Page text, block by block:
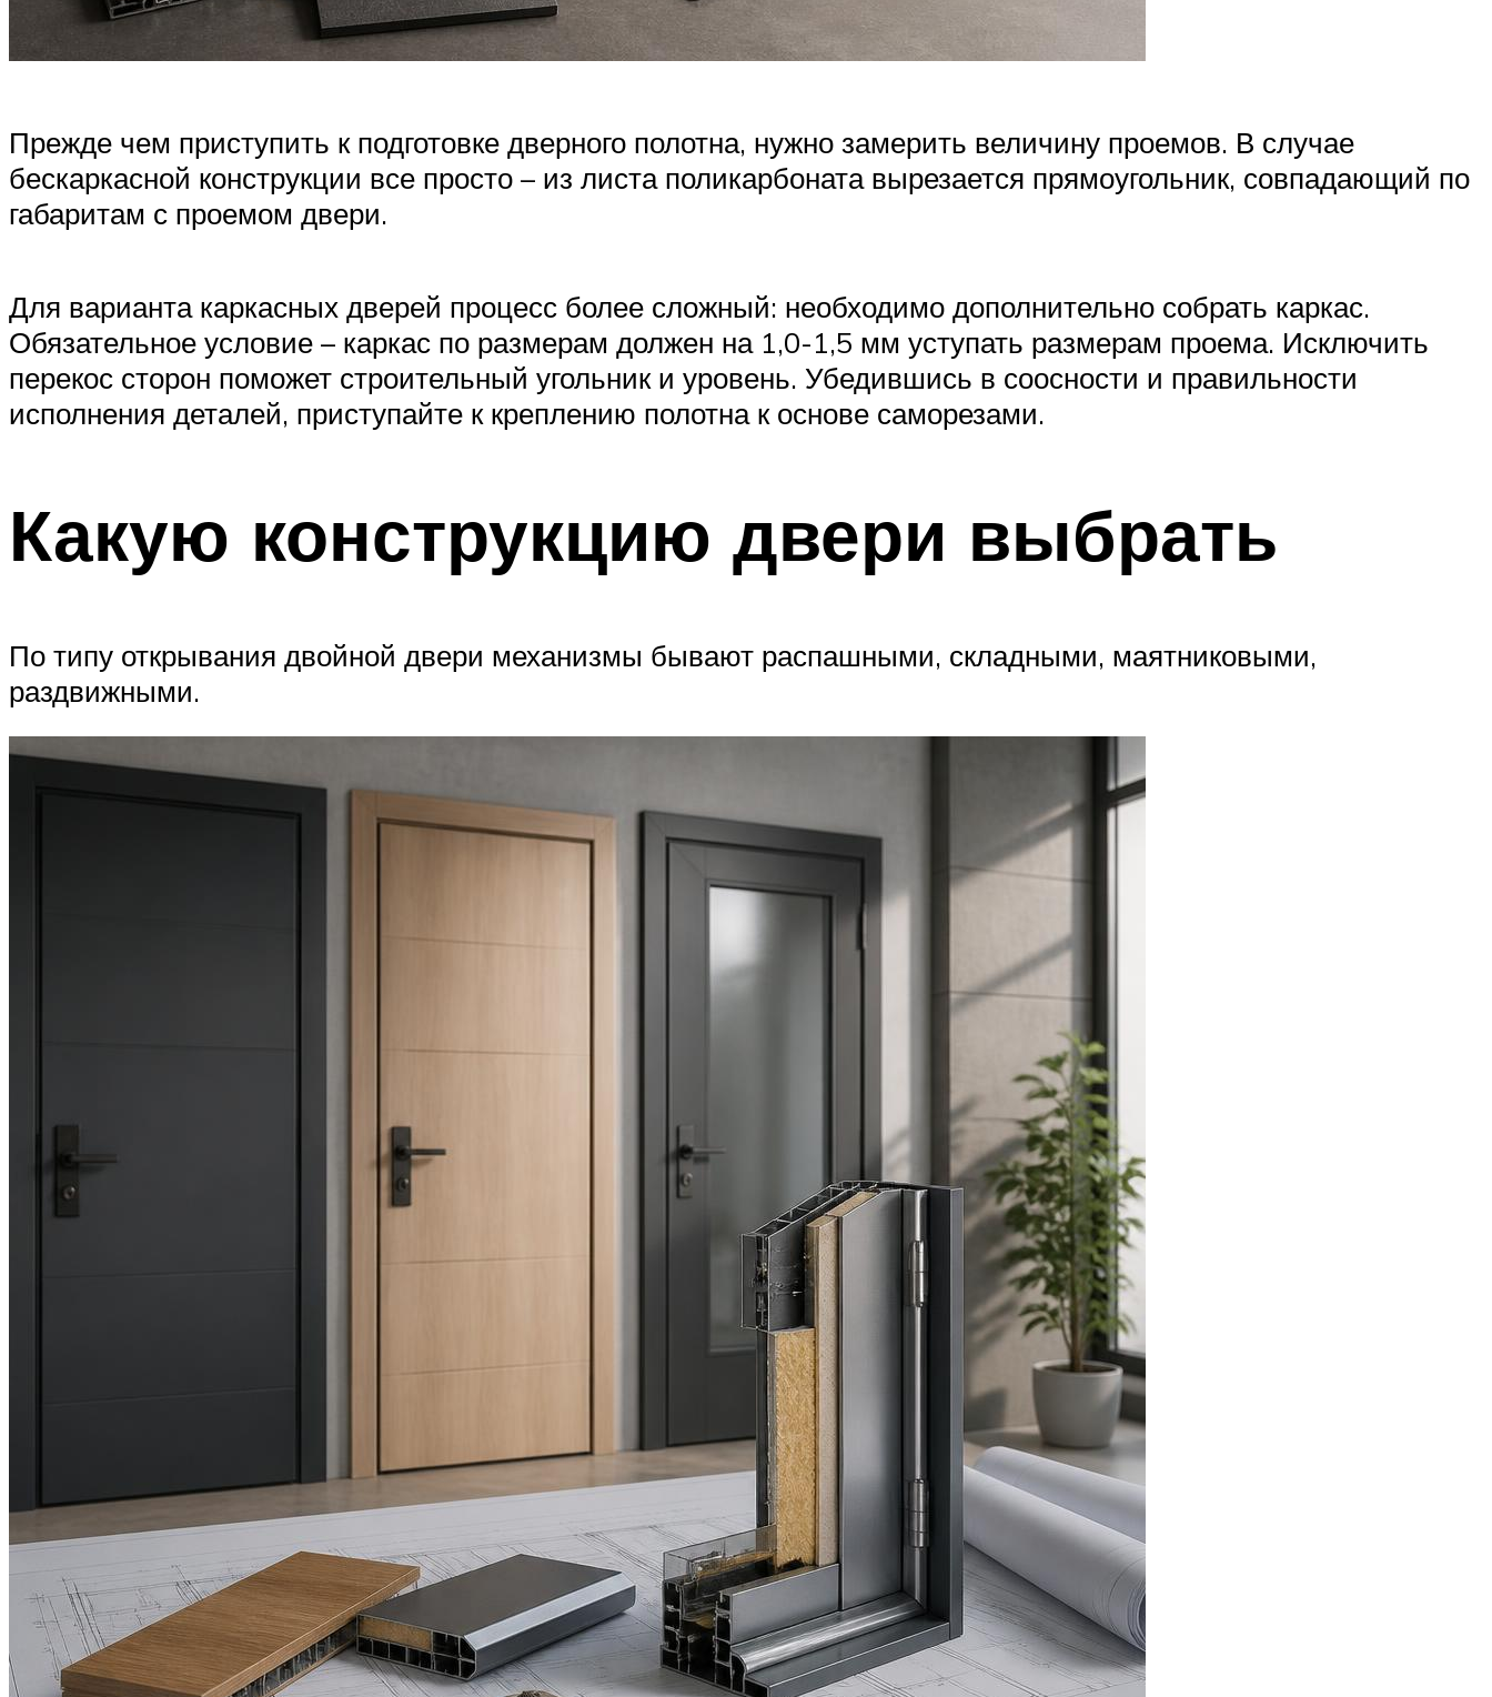
Прежде чем приступить к подготовке дверного полотна, нужно замерить величину проемов. В случае
бескаркасной конструкции все просто – из листа поликарбоната вырезается прямоугольник, совпадающий по
габаритам с проемом двери.
Для варианта каркасных дверей процесс более сложный: необходимо дополнительно собрать каркас.
Обязательное условие – каркас по размерам должен на 1,0-1,5 мм уступать размерам проема. Исключить
перекос сторон поможет строительный угольник и уровень. Убедившись в соосности и правильности
исполнения деталей, приступайте к креплению полотна к основе саморезами.
Какую конструкцию двери выбрать
По типу открывания двойной двери механизмы бывают распашными, складными, маятниковыми,
раздвижными.